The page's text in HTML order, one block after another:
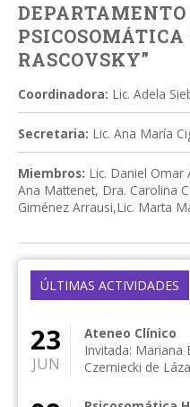
DEPARTAMENTO
RASCOVSKY”
Coordinadora: Lic. Adela
Secretaria: Lic. Ana María
Miembros: Lic. Daniel Omar
Ana Mattenet, Dra. Carolina
Giménez Arrausi,Lic. Marta
ÚLTIMAS ACTIVIDADES
23
JUN
Ateneo Clínico
Invitada: Mariana Barrancos